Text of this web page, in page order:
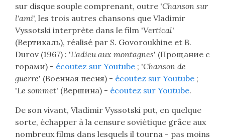
sur disque souple comprenant, outre 'Chanson sur
l'ami', les trois autres chansons que Vladimir
Vyssotski interprète dans le film 'Vertical'
(Вертикаль), réalisé par S. Govoroukhine et B.
Durov (1967) : 'L'adieu aux montagnes' (Прощание с
горами) - écoutez sur Youtube ; 'Chanson de
guerre' (Военная песня) - écoutez sur Youtube ;
'Le sommet' (Вершина) - écoutez sur Youtube.
De son vivant, Vladimir Vyssotski put, en quelque
sorte, échapper à la censure soviétique grâce aux
nombreux films dans lesquels il tourna - pas moins